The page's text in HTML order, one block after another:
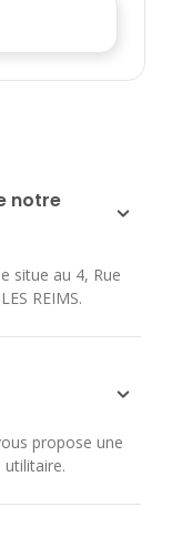
notre
situe au 4, Rue
REIMS.
propose une